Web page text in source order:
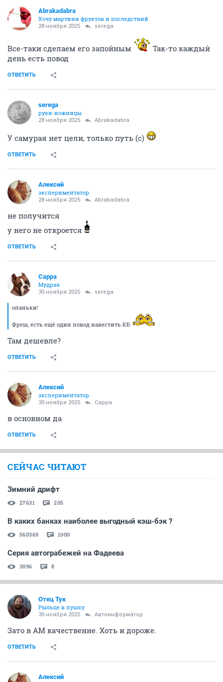
Abrakadabra
Хочу мартини фруктов и последствий
28 ноября 2025 serega
Все-таки сделаем его запойным
Так-то каждый
день есть повод
ОТВЕТИТЬ
serega
руки-ножницы
28 ноября 2025 Abrakadabra
У самурая нет цели, только путь (с)
ОТВЕТИТЬ
Алексий
экспериментатор
28 ноября 2025 Abrakadabra
не получится
у него не откроется
ОТВЕТИТЬ
Сарра
Мудрая
30 ноября 2025 serega
опаньки!
Фреш, есть ещё один повод навестить КБ :
Там дешевле?
ОТВЕТИТЬ
Алексий
экспериментатор
30 ноября 2025 Сарра
в основном да
ОТВЕТИТЬ
СЕЙЧАС ЧИТАЮТ
Зимний дрифт
27631 205
В каких банках наиболее выгодный кэш-бэк ?
560369 1000
Серия автограбежей на Фадеева
3096 8
Отец Тук
Рыльце в пушку
30 ноября 2025 Автоинформатор
Зато в АМ качественне. Хоть и дороже.
ОТВЕТИТЬ
Алексий